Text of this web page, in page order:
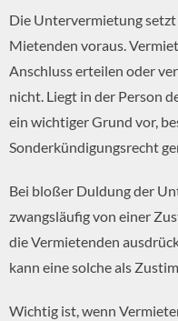
Die Untervermietung
Mietenden voraus.
Anschluss erteilen oder
nicht. Liegt in der Person
ein wichtiger Grund vor,
Sonderkündigungsrecht
Bei bloßer Duldung der
zwangsläufig von einer
die Vermietenden
kann eine solche als
Wichtig ist, wenn